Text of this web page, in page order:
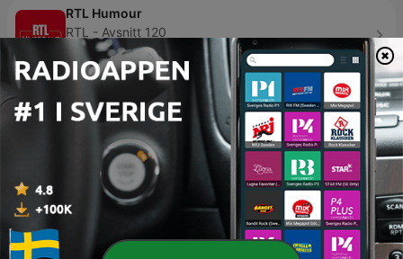
RTL Humour
RTL - Avsnitt 120
13 timmar sedan 2 min
LOS COMICOS AMBULANTES
Pirata Podcast - Avsnitt 27
20 Jun 2018
av
4